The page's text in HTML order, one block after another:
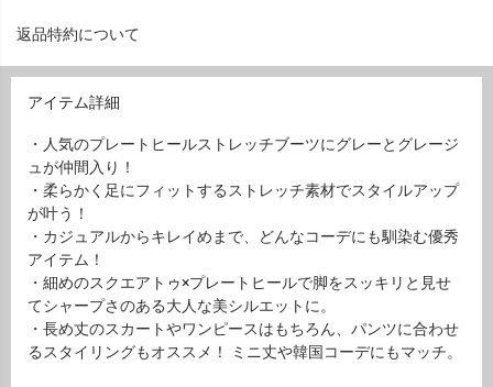
返品特約について
アイテム詳細
・人気のプレートヒールストレッチブーツにグレーとグレージ
ュが仲間入り！
・柔らかく足にフィットするストレッチ素材でスタイルアップ
が叶う！
・カジュアルからキレイめまで、どんなコーデにも馴染む優秀
アイテム！
・細めのスクエアトゥ×プレートヒールで脚をスッキリと見せ
てシャープさのある大人な美シルエットに。
・長め丈のスカートやワンピースはもちろん、パンツに合わせ
るスタイリングもオススメ！ ミニ丈や韓国コーデにもマッチ。